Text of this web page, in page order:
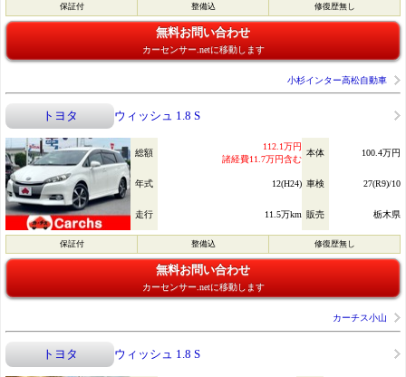
保証付 整備込 修復歴無し
無料お問い合わせ
カーセンサー.netに移動します
小杉インター高松自動車
トヨタ ウィッシュ 1.8 S
総額
112.1万円
諸経費11.7万円含む
本体 100.4万円
年式 12(H24) 車検 27(R9)/10
走行 11.5万km 販売 栃木県
保証付 整備込 修復歴無し
無料お問い合わせ
カーセンサー.netに移動します
カーチス小山
トヨタ ウィッシュ 1.8 S